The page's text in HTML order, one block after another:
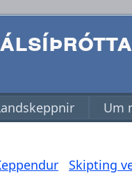
Um
Skipting